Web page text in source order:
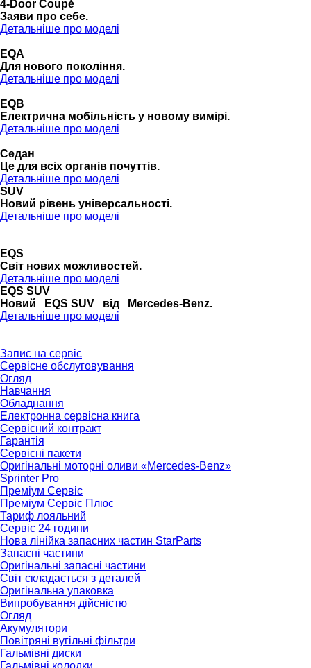
4-Door Coupé
Заяви про себе.
Детальніше про моделі
EQA
Для нового покоління.
Детальніше про моделі
EQB
Електрична мобільність у новому вимірі.
Детальніше про моделі
Седан
Це для всіх органів почуттів.
Детальніше про моделі
SUV
Новий рівень універсальності.
Детальніше про моделі
EQS
Cвіт нових можливостей.
Детальніше про моделі
EQS SUV
Новий EQS SUV від Mercedes-Benz.
Детальніше про моделі
Запис на сервіс
Сервісне обслуговування
Огляд
Навчання
Обладнання
Електронна сервісна книга
Сервісний контракт
Гарантія
Сервісні пакети
Оригінальні моторні оливи «Mercedes-Benz»
Sprinter Pro
Преміум Сервіс
Преміум Сервіс Плюс
Тариф лояльний
Сервіс 24 години
Нова лінійка запасних частин StarParts
Запасні частини
Оригінальні запасні частини
Світ складається з деталей
Оригінальна упаковка
Випробування дійсністю
Огляд
Акумулятори
Повітряні вугільні фільтри
Гальмівні диски
Гальмівні колодки